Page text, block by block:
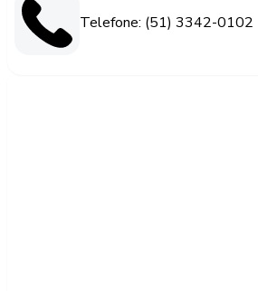
Telefone: (51) 3342-0102